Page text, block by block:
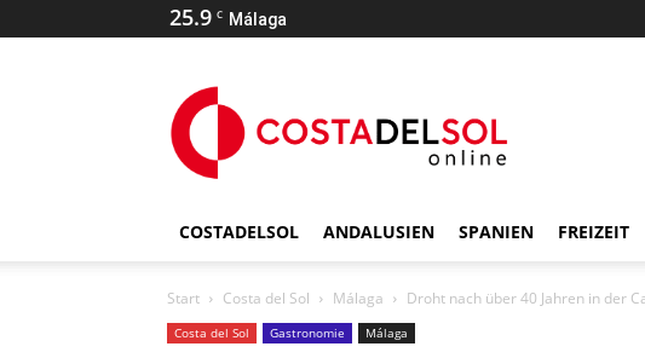
25.9 C Málaga
COSTADELSOL ANDALUSIEN SPANIEN FREIZEIT
Start Costa del Sol Málaga Droht nach über 40 Jahren in der
Costa del Sol Gastronomie Málaga